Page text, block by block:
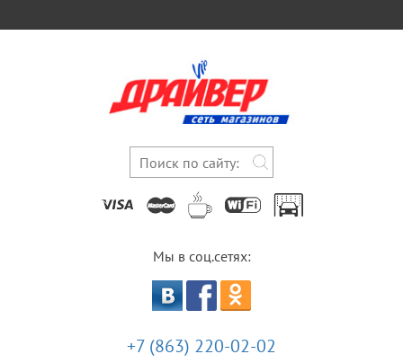
Мы в соц.сетях:
+7 (863) 220-02-02